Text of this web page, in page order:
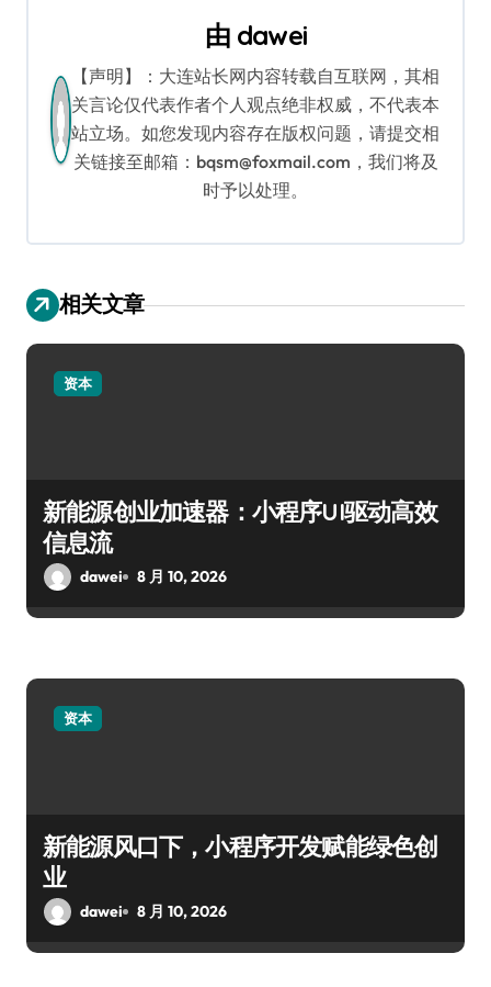
由 dawei
【声明】：大连站长网内容转载自互联网，其相
关言论仅代表作者个人观点绝非权威，不代表本
站立场。如您发现内容存在版权问题，请提交相
关链接至邮箱：bqsm@foxmail.com，我们将及
时予以处理。
相关文章
资本
新能源创业加速器：小程序UI驱动高效
信息流
dawei 8 月 10, 2026
资本
新能源风口下，小程序开发赋能绿色创
业
dawei 8 月 10, 2026